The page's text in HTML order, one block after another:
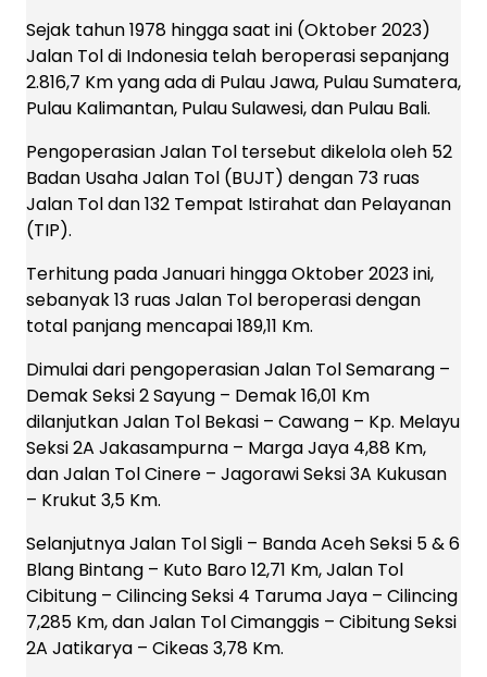
Sejak tahun 1978 hingga saat ini (Oktober 2023)
Jalan Tol di Indonesia telah beroperasi sepanjang
2.816,7 Km yang ada di Pulau Jawa, Pulau Sumatera,
Pulau Kalimantan, Pulau Sulawesi, dan Pulau Bali.
Pengoperasian Jalan Tol tersebut dikelola oleh 52
Badan Usaha Jalan Tol (BUJT) dengan 73 ruas
Jalan Tol dan 132 Tempat Istirahat dan Pelayanan
(TIP).
Terhitung pada Januari hingga Oktober 2023 ini,
sebanyak 13 ruas Jalan Tol beroperasi dengan
total panjang mencapai 189,11 Km.
Dimulai dari pengoperasian Jalan Tol Semarang –
Demak Seksi 2 Sayung – Demak 16,01 Km
dilanjutkan Jalan Tol Bekasi – Cawang – Kp. Melayu
Seksi 2A Jakasampurna – Marga Jaya 4,88 Km,
dan Jalan Tol Cinere – Jagorawi Seksi 3A Kukusan
– Krukut 3,5 Km.
Selanjutnya Jalan Tol Sigli – Banda Aceh Seksi 5 & 6
Blang Bintang – Kuto Baro 12,71 Km, Jalan Tol
Cibitung – Cilincing Seksi 4 Taruma Jaya – Cilincing
7,285 Km, dan Jalan Tol Cimanggis – Cibitung Seksi
2A Jatikarya – Cikeas 3,78 Km.